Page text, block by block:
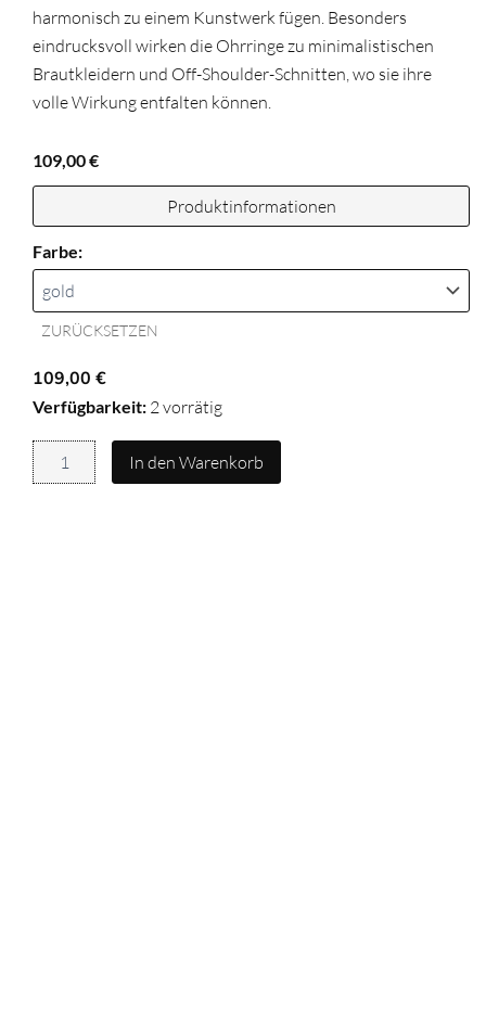
Produktinformationen
harmonisch zu einem Kunstwerk fügen. Besonders
eindrucksvoll wirken die Ohrringe zu minimalistischen
Brautkleidern und Off-Shoulder-Schnitten, wo sie ihre
volle Wirkung entfalten können.
109,00€
Farbe:
ZURÜCKSETZEN
109,00 €
Verfügbarkeit: 2 vorrätig
Ohrringe
LIVIA
Menge
In den Warenkorb